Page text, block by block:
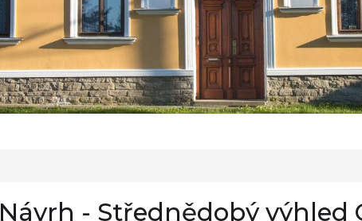
Návrh - Střednědobý výhled